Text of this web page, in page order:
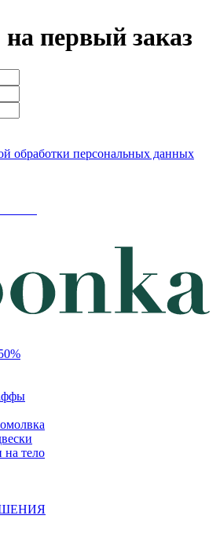
на первый заказ
обработки персональных данных
тело